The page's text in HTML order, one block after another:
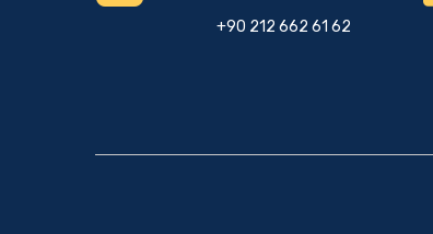
+90 212 662 61 62